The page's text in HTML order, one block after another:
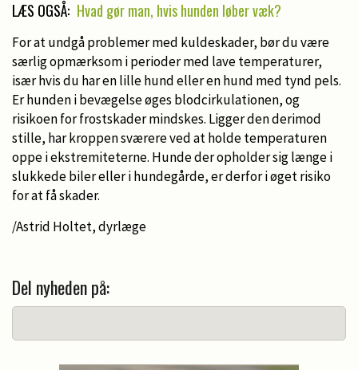
LÆS OGSÅ: Hvad gør man, hvis hunden løber væk?
For at undgå problemer med kuldeskader, bør du være
særlig opmærksom i perioder med lave temperaturer,
især hvis du har en lille hund eller en hund med tynd pels.
Er hunden i bevægelse øges blodcirkulationen, og
risikoen for frostskader mindskes. Ligger den derimod
stille, har kroppen sværere ved at holde temperaturen
oppe i ekstremiteterne. Hunde der opholder sig længe i
slukkede biler eller i hundegårde, er derfor i øget risiko
for at få skader.
/Astrid Holtet, dyrlæge
Del nyheden på: